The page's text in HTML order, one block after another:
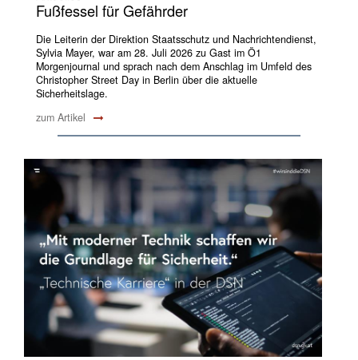
Fußfessel für Gefährder
Die Leiterin der Direktion Staatsschutz und Nachrichtendienst,
Sylvia Mayer, war am 28. Juli 2026 zu Gast im Ö1
Morgenjournal und sprach nach dem Anschlag im Umfeld des
Christopher Street Day in Berlin über die aktuelle
Sicherheitslage.
zum Artikel